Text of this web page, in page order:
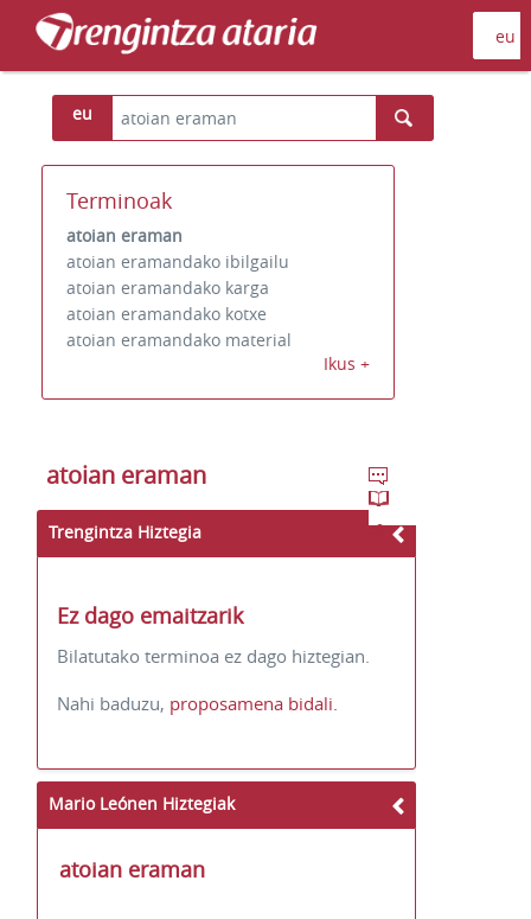
eu
Terminoak
atoian eraman
atoian eramandako ibilgailu
atoian eramandako karga
atoian eramandako kotxe
atoian eramandako material
Ikus +
atoian eraman
Trengintza Hiztegia
Ez dago emaitzarik
Bilatutako terminoa ez dago hiztegian.
Nahi baduzu, proposamena bidali.
Mario Leónen Hiztegiak
atoian eraman